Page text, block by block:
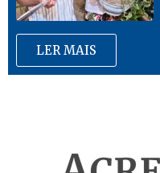
LER MAIS